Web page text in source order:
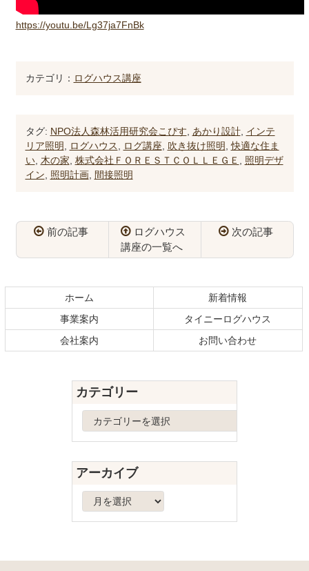
https://youtu.be/Lg37ja7FnBk
カテゴリ： ログハウス講座
タグ: NPO法人森林活用研究会こぴす, あかり設計, インテ
リア照明, ログハウス, ログ講座, 吹き抜け照明,快適な住ま
い, 木の家, 株式会社ＦＯＲＥＳＴＣＯＬＬＥＧＥ , 照明デザ
イン, 照明計画, 間接照明
前の記事
ログハウス
講座の一覧へ
次の記事
ン
文
の
へ
ホーム
新着情報
事業案内
タイニーログハウス
会社案内
お問い合わせ
カテゴリー
ゴ
リ
ー
アーカイブ
ー